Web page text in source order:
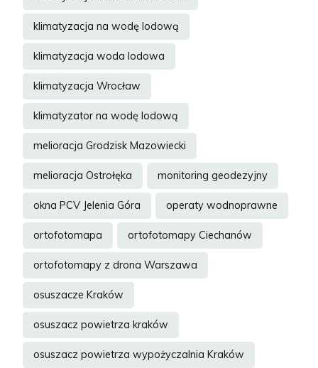
klimatyzacja na wodę lodową
klimatyzacja woda lodowa
klimatyzacja Wrocław
klimatyzator na wodę lodową
melioracja Grodzisk Mazowiecki
melioracja Ostrołęka monitoring geodezyjny
okna PCV Jelenia Góra operaty wodnoprawne
ortofotomapa ortofotomapy Ciechanów
ortofotomapy z drona Warszawa
osuszacze Kraków
osuszacz powietrza kraków
osuszacz powietrza wypożyczalnia Kraków